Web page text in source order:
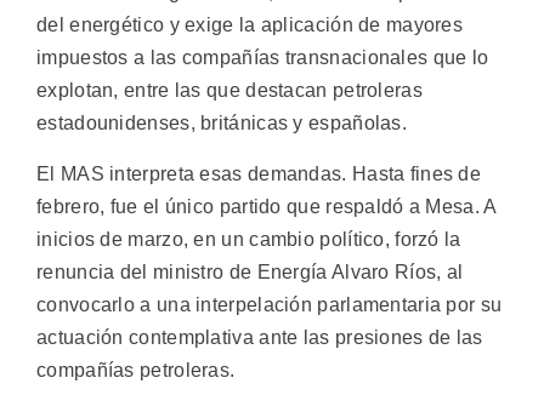
del energético y exige la aplicación de mayores
impuestos a las compañías transnacionales que lo
explotan, entre las que destacan petroleras
estadounidenses, británicas y españolas.
El MAS interpreta esas demandas. Hasta fines de
febrero, fue el único partido que respaldó a Mesa. A
inicios de marzo, en un cambio político, forzó la
renuncia del ministro de Energía Alvaro Ríos, al
convocarlo a una interpelación parlamentaria por su
actuación contemplativa ante las presiones de las
compañías petroleras.